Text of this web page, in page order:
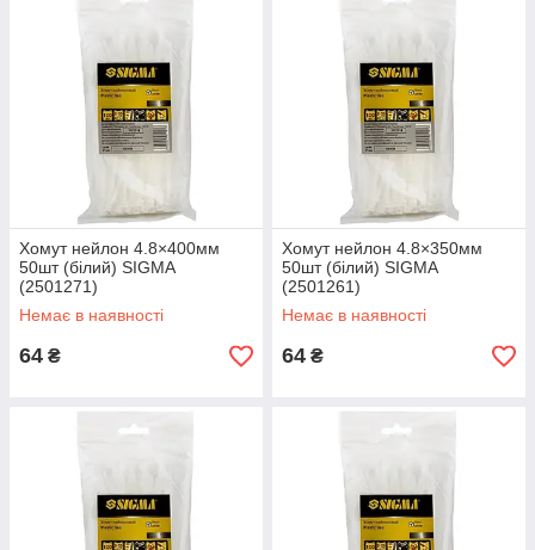
Хомут нейлон 4.8×400мм
50шт (білий) SIGMA
(2501271)
Немає в наявності
64 ₴
Хомут нейлон 4.8×350мм
50шт (білий) SIGMA
(2501261)
Немає в наявності
64 ₴